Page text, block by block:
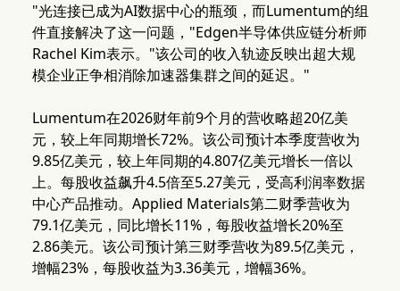
"光连接已成为AI数据中心的瓶颈，而Lumentum的组
件直接解决了这一问题，"Edgen半导体供应链分析师
Rachel Kim表示。"该公司的收入轨迹反映出超大规
模企业正争相消除加速器集群之间的延迟。"
Lumentum在2026财年前9个月的营收略超20亿美
元，较上年同期增长72%。该公司预计本季度营收为
9.85亿美元，较上年同期的4.807亿美元增长一倍以
上。每股收益飙升4.5倍至5.27美元，受高利润率数据
中心产品推动。Applied Materials第二财季营收为
79.1亿美元，同比增长11%，每股收益增长20%至
2.86美元。该公司预计第三财季营收为89.5亿美元，
增幅23%，每股收益为3.36美元，增幅36%。